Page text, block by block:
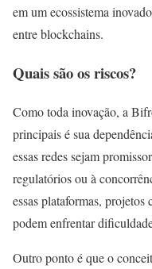
em um ecossistema
entre blockchains.
Quais são os riscos?
Como toda inovação, a
principais é sua
essas redes sejam
regulatórios ou à
essas plataformas,
podem enfrentar
Outro ponto é que o